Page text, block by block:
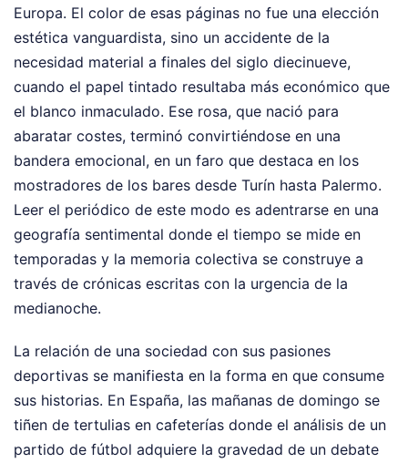
Europa. El color de esas páginas no fue una elección
estética vanguardista, sino un accidente de la
necesidad material a finales del siglo diecinueve,
cuando el papel tintado resultaba más económico que
el blanco inmaculado. Ese rosa, que nació para
abaratar costes, terminó convirtiéndose en una
bandera emocional, en un faro que destaca en los
mostradores de los bares desde Turín hasta Palermo.
Leer el periódico de este modo es adentrarse en una
geografía sentimental donde el tiempo se mide en
temporadas y la memoria colectiva se construye a
través de crónicas escritas con la urgencia de la
medianoche.
La relación de una sociedad con sus pasiones
deportivas se manifiesta en la forma en que consume
sus historias. En España, las mañanas de domingo se
tiñen de tertulias en cafeterías donde el análisis de un
partido de fútbol adquiere la gravedad de un debate